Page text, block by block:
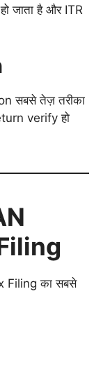
हो जाता है और ITR
सबसे तेज़ तरीका
verify हो
Filing का सबसे